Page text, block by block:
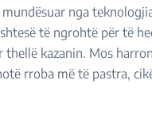
mundësuar nga
të ngrohtë për të
thellë kazanin. Mos
rroba më të pastra,